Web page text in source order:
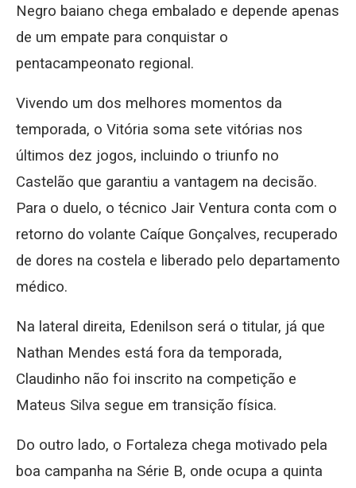
Negro baiano chega embalado e depende apenas
de um empate para conquistar o
pentacampeonato regional.
Vivendo um dos melhores momentos da
temporada, o Vitória soma sete vitórias nos
últimos dez jogos, incluindo o triunfo no
Castelão que garantiu a vantagem na decisão.
Para o duelo, o técnico Jair Ventura conta com o
retorno do volante Caíque Gonçalves, recuperado
de dores na costela e liberado pelo departamento
médico.
Na lateral direita, Edenilson será o titular, já que
Nathan Mendes está fora da temporada,
Claudinho não foi inscrito na competição e
Mateus Silva segue em transição física.
Do outro lado, o Fortaleza chega motivado pela
boa campanha na Série B, onde ocupa a quinta